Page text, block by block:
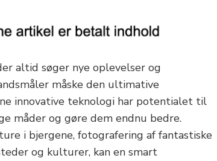
altid søger nye oplevelser og
måske den ultimative
innovative teknologi har potentialet til
måder og gøre dem endnu bedre.
i bjergene, fotografering af fantastiske
og kulturer, kan en smart